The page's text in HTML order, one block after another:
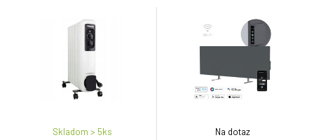
jedinecnou technológiou
ohrevu, ktorá vám ušetrí
peniaze od prvého spustenia!
vykurovania a úspory energie
ste vždy nastavili dokonalú
teplotu pomocou
nastaviteľného termostatu.
Prvé nastavenie vykurovania
používa 800 wattov, takže
môžete vykuro
Skladom > 5ks Na dotaz